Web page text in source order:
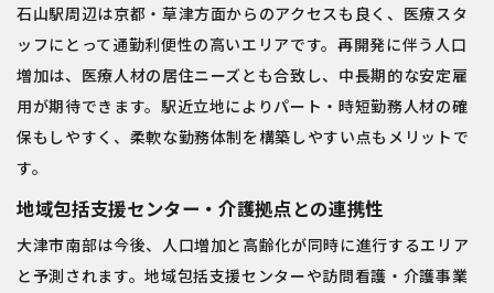
石山駅周辺は京都・草津方面からのアクセスも良く、医療スタ
ッフにとって通勤利便性の高いエリアです。再開発に伴う人口
増加は、医療人材の居住ニーズとも合致し、中長期的な安定雇
用が期待できます。駅近立地によりパート・時短勤務人材の確
保もしやすく、柔軟な勤務体制を構築しやすい点もメリットで
す。
地域包括支援センター・介護拠点との連携性
大津市南部は今後、人口増加と高齢化が同時に進行するエリア
と予測されます。地域包括支援センターや訪問看護・介護事業